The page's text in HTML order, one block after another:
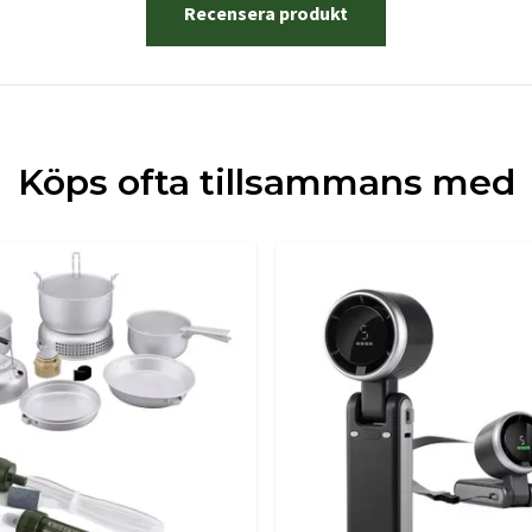
Recensera produkt
Köps ofta tillsammans med